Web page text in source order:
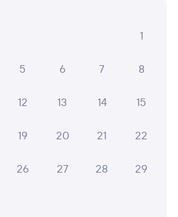
до посадки в поезд
в поезд?
другую дату или
при вводе данных
1
5 6 7 8
12 13 14 15
19 20 21 22
26 27 28 29